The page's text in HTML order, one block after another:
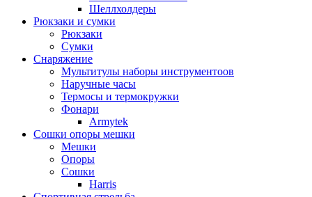
Шеллхолдеры
Рюкзаки и сумки
Рюкзаки
Сумки
Снаряжение
Мультитулы наборы инструментоов
Наручные часы
Термосы и термокружки
Фонари
Armytek
Сошки опоры мешки
Мешки
Опоры
Сошки
Harris